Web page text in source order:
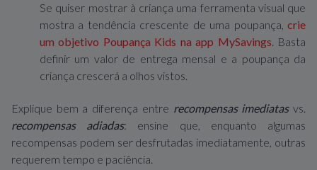
Se quiser mostrar à criança uma ferramenta visual que
mostra a tendência crescente de uma poupança, crie
um objetivo Poupança Kids na app MySavings . Basta
definir um valor de entrega mensal e a poupança da
criança crescerá a olhos vistos.
Explique bem a diferença entre recompensas imediatasvs.
recompensas adiadas: ensine que, enquanto algumas
recompensas podem ser desfrutadas imediatamente, outras
requerem tempo e paciência.